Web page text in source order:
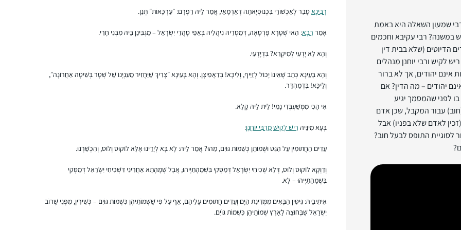
שמעון השאלה היא באמת
רבי עקיבא וחכמים
הדיוטים (שלא בבית דין
לקיש ורבי יוחנן מנהלים
אינם יהודים, אך לא ברור
יהודים – מה הדין? אם
לפני שהמסמך יגיע
עבור המקבל, שכן אדם
לאדם שלא בפניו) אבל
לסוגיית התופס לבעל חוב?
רָבִינָאסָבַר לְאַכְשׁוֹרֵי בִּכְנוּפְיָאתָה דְאַרְמָאֵי, אֲמַר לֵיהּ רַפְרָם: ״עַרְכָּאוֹת״ תְּנַן.
אָמַר רָבָא: הַאי שְׁטָרָא פָּרְסָאָה, דְּמַסְרֵיהּ נִיהֲלֵיהּ בְּאַפֵּי סָהֲדֵי יִשְׂרָאֵל – מַגְבִּינַן בֵּיהּ מִבְּנֵי חָרֵי.
וְהָא לָא יָדְעִי לְמִיקְרֵא? בִּדְיָדְעִי.
וְהָא בָּעֵינָא כְּתָב שֶׁאֵינוֹ יָכוֹל לְזַיֵּיף, וְלֵיכָּא! בְּדַאֲפִיצָן. וְהָא בָּעֵינָא ״צָרִיךְ שֶׁיַּחֲזִיר מֵעִנְיָנוֹ שֶׁל שְׁטָר בְּשִׁיטָה אַחֲרוֹנָה״,
וְלֵיכָּא! בִּדְמַהְדַּר.
אִי הָכִי מִמְּשַׁעְבְּדִי נָמֵי! לֵית לֵיהּ קָלָא.
בְּעָא מִינֵּיהּ רֵישׁ לָקִישׁמֵרַבִּי יוֹחָנָן:
עֵדִים הַחֲתוּמִין עַל הַגֵּט וּשְׁמוֹתָן כְּשֵׁמוֹת גּוֹיִם, מַהוּ? אֲמַר לֵיהּ: לָא בָּא לְיָדֵינוּ אֶלָּא לוֹקוּס וְלוּס, וְהִכְשַׁרְנוּ.
וְדַוְקָא לוֹקוּס וְלוּס, דְּלָא שְׁכִיחִי יִשְׂרָאֵל דְּמַסְּקִי בִּשְׁמָהָתַיְיהוּ, אֲבָל שְׁמָהָתָא אַחֲרִינֵי דִּשְׁכִיחִי יִשְׂרָאֵל דְּמַסְּקִי
בִּשְׁמָהָתַיְיהוּ – לָא.
אֵיתִיבֵיהּ: גִּיטִּין הַבָּאִים מִמְּדִינַת הַיָּם וְעֵדִים חֲתוּמִים עֲלֵיהֶם, אַף עַל פִּי שֶׁשְּׁמוֹתֵיהֶן כִּשְׁמוֹת גּוֹיִם – כְּשֵׁירִין, מִפְּנֵי שֶׁרוֹב
יִשְׂרָאֵל שֶׁבְּחוּצָה לָאָרֶץ שְׁמוֹתֵיהֶן כִּשְׁמוֹת גּוֹיִם.
התחלתי לפני 8 שנים במדרשה. לאחרונה סיימתי
שמעתי על הסיום הענק של הדף היומי ע”י נשים
החלטתי להצטרף. התחלתי ושיכנעתי את בעלי
(והתכתבויות תדירות על דברים מיוחדים
אפרת, ישראל